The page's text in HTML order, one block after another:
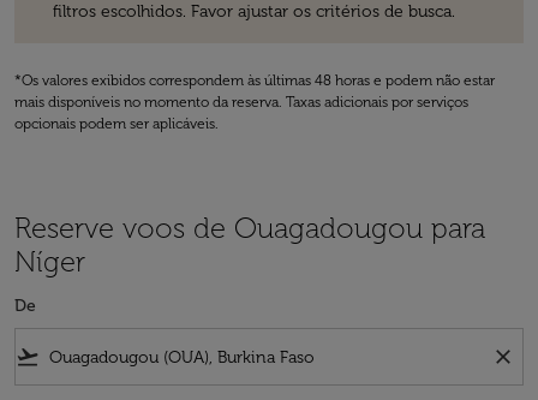
filtros escolhidos. Favor ajustar os critérios de busca.
*Os valores exibidos correspondem às últimas 48 horas e podem não estar
mais disponíveis no momento da reserva. Taxas adicionais por serviços
opcionais podem ser aplicáveis.
Reserve voos de Ouagadougou para
Níger
De
flight_takeoff close